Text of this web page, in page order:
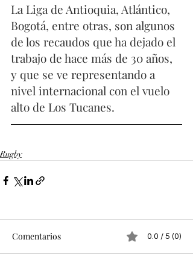
La Liga de Antioquia, Atlántico,
Bogotá, entre otras, son algunos
de los recaudos que ha dejado el
trabajo de hace más de 30 años,
y que se ve representando a
nivel internacional con el vuelo
alto de Los Tucanes.
Rugby
Comentarios 0.0 / 5 (0)